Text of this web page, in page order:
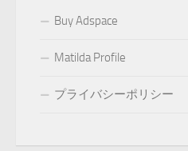
Buy Adspace
Matilda Profile
プライバシーポリシー